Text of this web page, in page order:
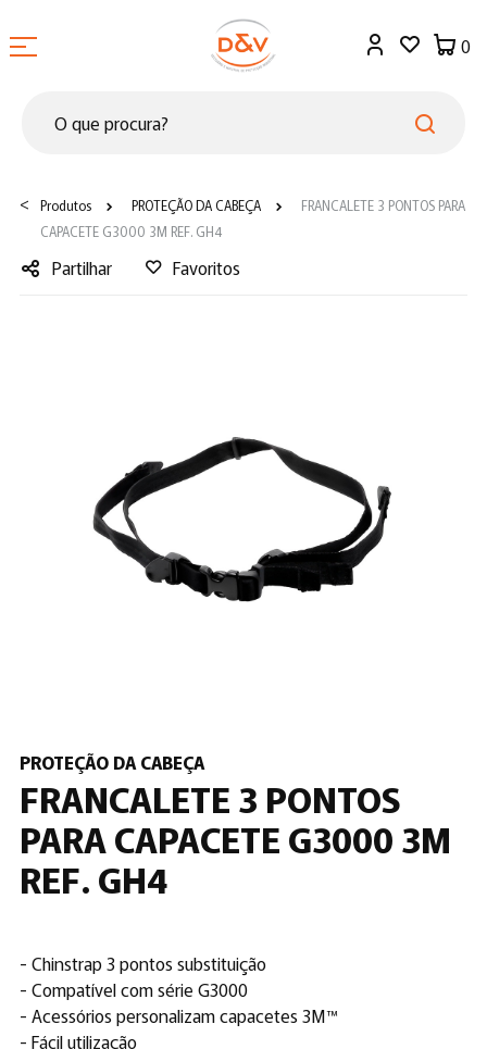
0
< Produtos PROTEÇÃO DA CABEÇA
FRANCALETE 3 PONTOS PARA
CAPACETE G3000 3M REF. GH4
Partilhar
Favoritos
PROTEÇÃO DA CABEÇA
FRANCALETE 3 PONTOS
PARA CAPACETE G3000 3M
REF. GH4
- Chinstrap 3 pontos substituição
- Compatível com série G3000
- Acessórios personalizam capacetes 3M™
- Fácil utilização